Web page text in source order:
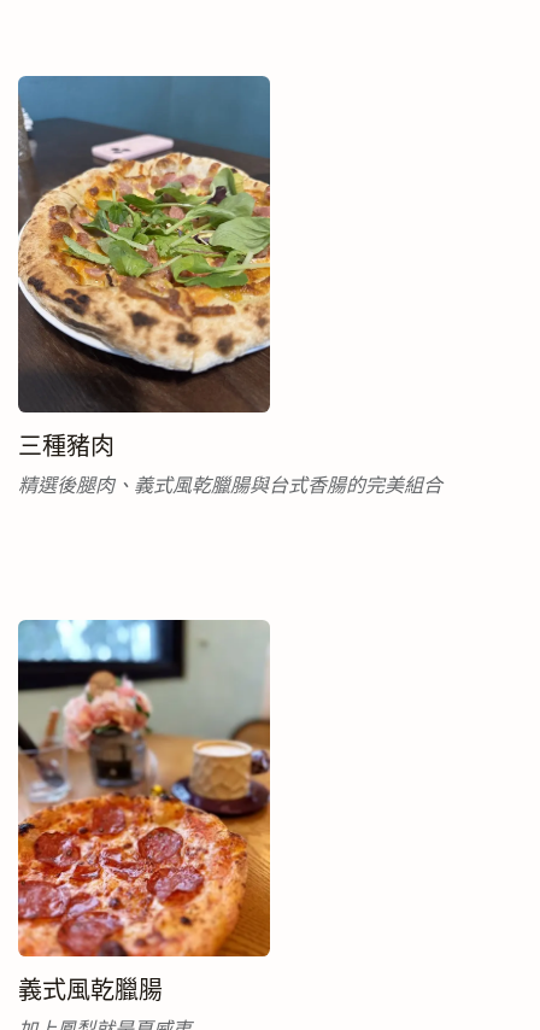
三種豬肉
精選後腿肉、義式風乾臘腸與台式香腸的完美組合
義式風乾臘腸